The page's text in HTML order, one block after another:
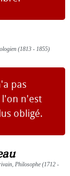
(1813 - 1855)
pas
l'on n'est
obligé.
Philosophe (1712 -